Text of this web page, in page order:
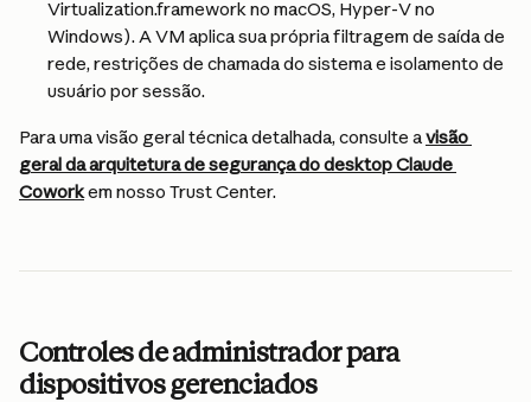
Virtualization.framework no macOS, Hyper-V no
Windows). A VM aplica sua própria filtragem de saída de
rede, restrições de chamada do sistema e isolamento de
usuário por sessão.
Para uma visão geral técnica detalhada, consulte a visão
geral da arquitetura de segurança do desktop Claude
Cowork em nosso Trust Center.
Controles de administrador para
dispositivos gerenciados